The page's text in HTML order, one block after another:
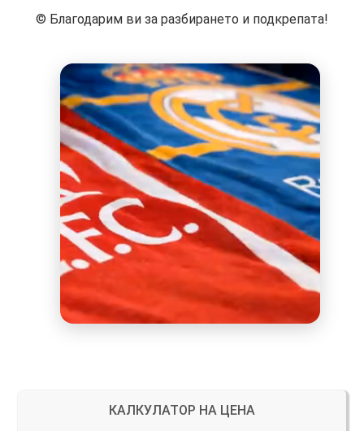
©️ Благодарим ви за разбирането и подкрепата!
КАЛКУЛАТОР НА ЦЕНА